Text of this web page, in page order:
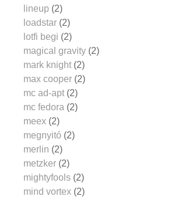
lineup (2)
loadstar (2)
lotfi begi (2)
magical gravity (2)
mark knight (2)
max cooper (2)
mc ad-apt (2)
mc fedora (2)
meex (2)
megnyitó (2)
merlin (2)
metzker (2)
mightyfools (2)
mind vortex (2)